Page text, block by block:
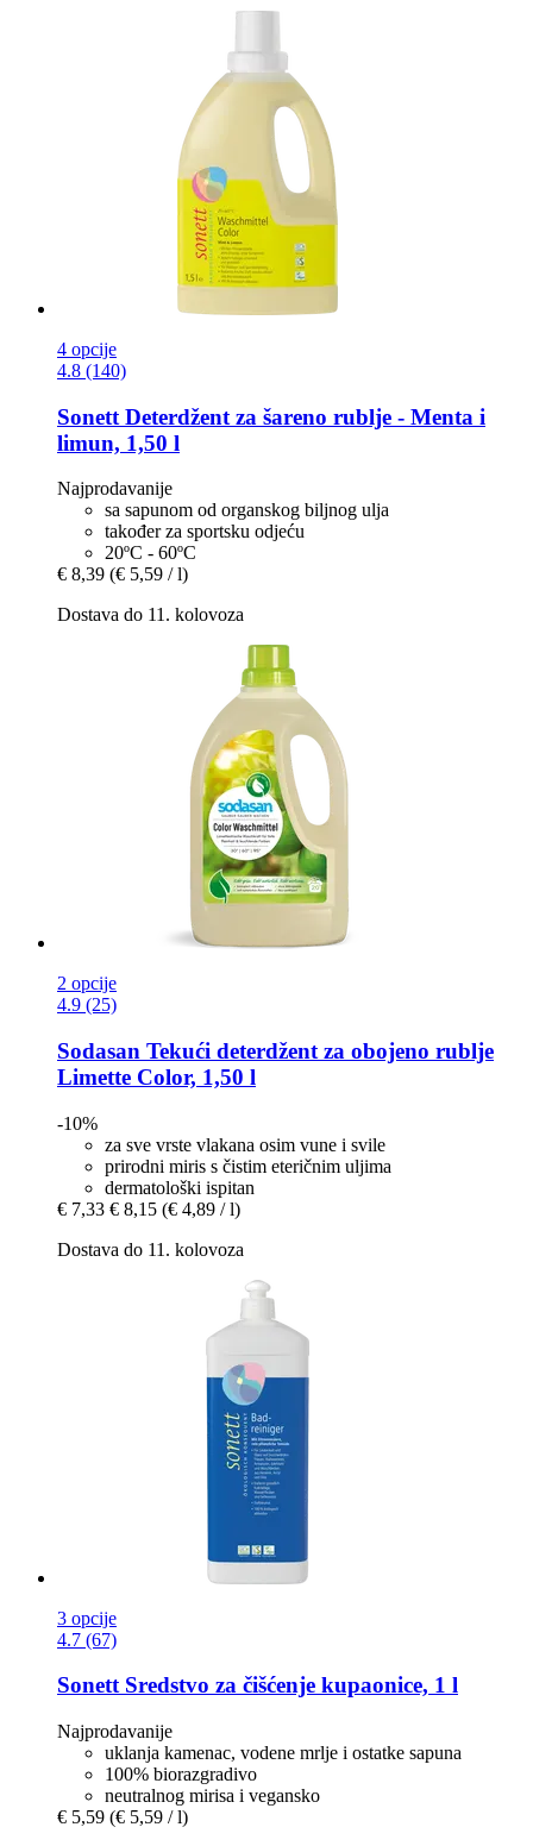
4 opcije
4.8 (140)
Sonett Deterdžent za šareno rublje -​ Menta i
limun, 1,50 l
Najprodavanije
sa sapunom od organskog biljnog ulja
također za sportsku odjeću
20ºC - 60ºC
€ 8,39 (€ 5,59 / l)
Dostava do 11. kolovoza
2 opcije
4.9 (25)
Sodasan Tekući deterdžent za obojeno rublje
Limette Color, 1,50 l
-10%
za sve vrste vlakana osim vune i svile
prirodni miris s čistim eteričnim uljima
dermatološki ispitan
€ 7,33 € 8,15 (€ 4,89 / l)
Dostava do 11. kolovoza
3 opcije
4.7 (67)
SonettSredstvo za čišćenje kupaonice, 1 l
Najprodavanije
uklanja kamenac, vodene mrlje i ostatke sapuna
100% biorazgradivo
neutralnog mirisa i vegansko
€ 5,59 (€ 5,59 / l)